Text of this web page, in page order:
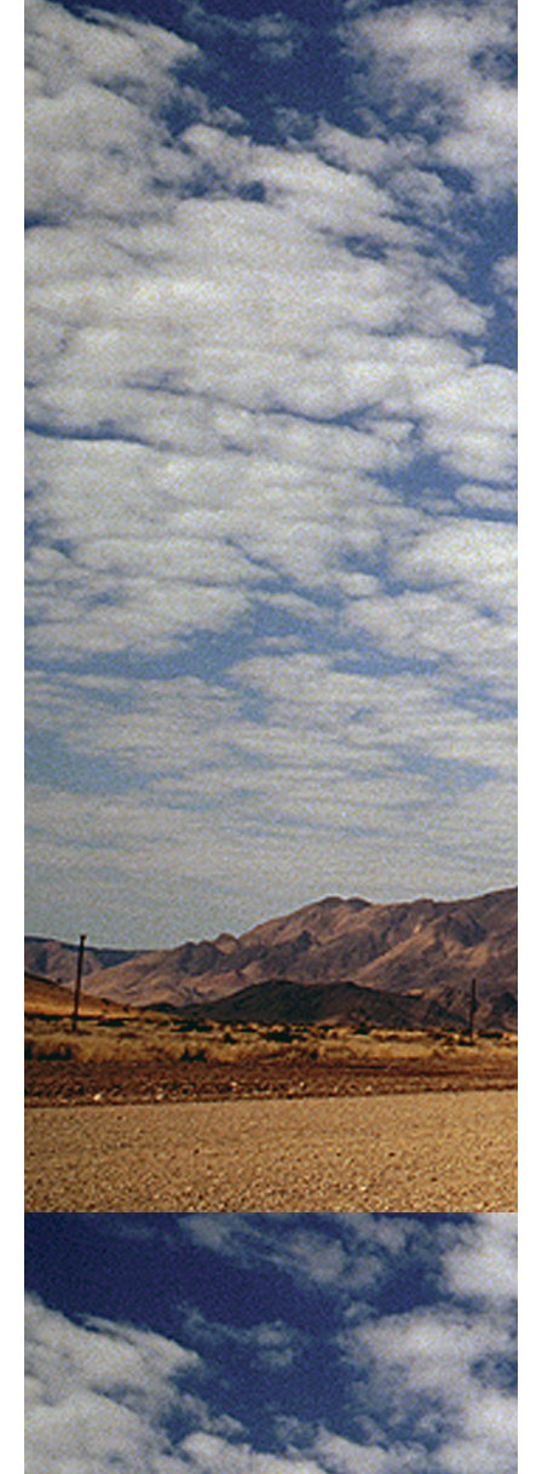
Help mij bijhet
kiezenvan een fiets
Maak een afspraak
Over ons
Contact
De winkel
Blog
Azië
Afrika
Amerika
Europa
Help mij bijhet
kiezenvan een fiets
Maak een afspraak
Over ons
Contact
De winkel
Blog